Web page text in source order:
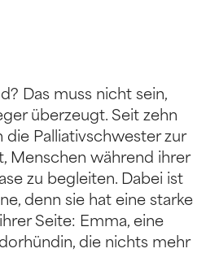
Das muss nicht sein,
überzeugt. Seit zehn
die Palliativschwester zur
Menschen während ihrer
zu begleiten. Dabei ist
denn sie hat eine starke
Seite: Emma, eine
die nichts mehr